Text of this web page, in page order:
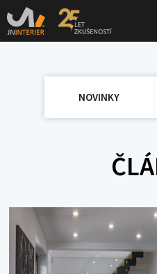
NOVINKY